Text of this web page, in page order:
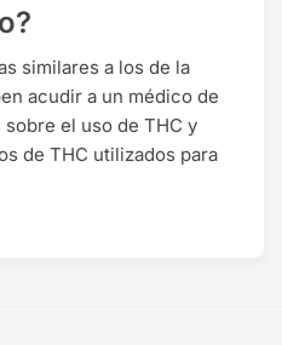
similares a los de la
acudir a un médico de
el uso de THC y
de THC utilizados para